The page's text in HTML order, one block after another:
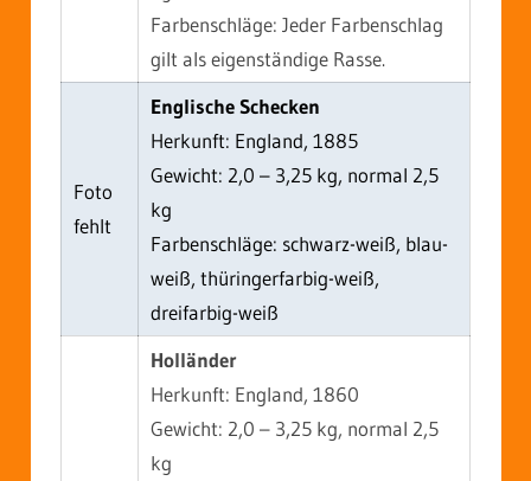
Farbenschläge: Jeder Farbenschlag
gilt als eigenständige Rasse.
Foto
fehlt
Englische Schecken
Herkunft: England, 1885
Gewicht: 2,0 – 3,25 kg, normal 2,5
kg
Farbenschläge: schwarz-weiß, blau-
weiß, thüringerfarbig-weiß,
dreifarbig-weiß
Holländer
Herkunft: England, 1860
Gewicht: 2,0 – 3,25 kg, normal 2,5
kg